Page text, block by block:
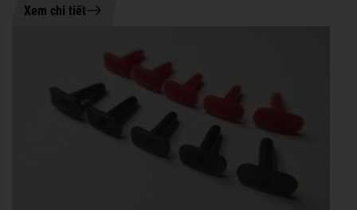
03-08-2026 14:47
Xem chi tiết